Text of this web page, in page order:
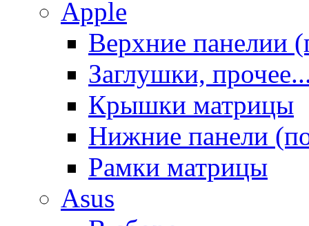
Apple
Верхние панелии
Заглушки,
Крышки матрицы
Нижние панели
Рамки матрицы
Asus